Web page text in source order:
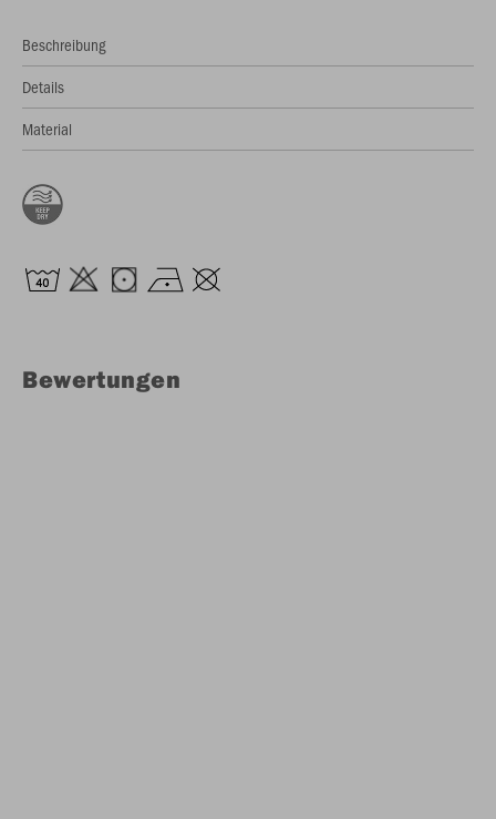
Beschreibung
Details
Material
Bewertungen